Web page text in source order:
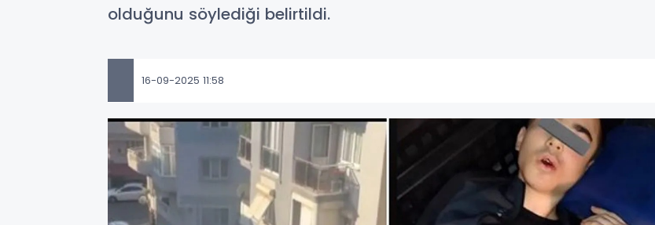
olduğunu söylediği belirtildi.
16-09-2025 11:58